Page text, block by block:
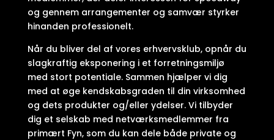
og gennem arrangementer og samvær styrker
hinanden professionelt.
Når du bliver del af vores erhvervsklub, opnår du
slagkraftig eksponering i et forretningsmiljø
med stort potentiale. Sammen hjælper vi dig
med at øge kendskabsgraden til din virksomhed
og dets produkter og/eller ydelser. Vi tilbyder
dig et selskab med netværksmedlemmer fra
primært Fyn, som du kan dele både private og